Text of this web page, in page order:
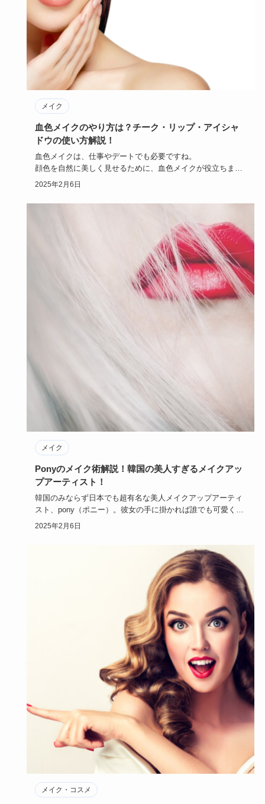
メイク
血色メイクのやり方は？チーク・リップ・アイシャ
ドウの使い方解説！
血色メイクは、仕事やデートでも必要ですね。
顔色を自然に美しく見せるために、血色メイクが役立ちま
す。
2025年2月6日
メイク
Ponyのメイク術解説！韓国の美人すぎるメイクアッ
プアーティスト！
韓国のみならず日本でも超有名な美人メイクアップアーティ
スト、pony（ポニー）。彼女の手に掛かれば誰でも可愛くな
れる！そん…
2025年2月6日
メイク・コスメ